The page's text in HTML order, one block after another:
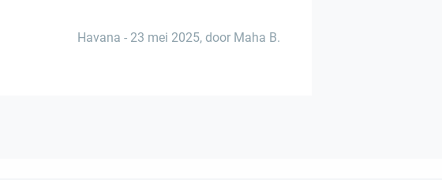
Havana - 23 mei 2025, door Maha B.